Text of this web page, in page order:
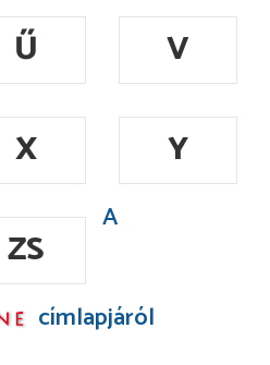
Ű
V
X
Y
ZS
A
címlapjáról